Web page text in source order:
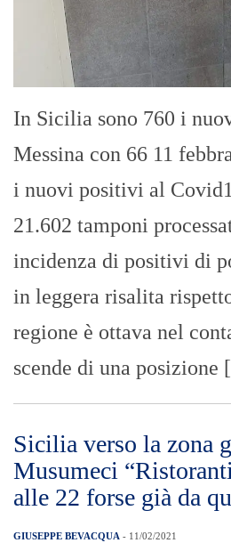
In Sicilia sono 760 i
Messina con 66 11
i nuovi positivi al
21.602 tamponi
incidenza di positivi di
in leggera risalita
regione è ottava nel
scende di una
Sicilia verso la zona
Musumeci
alle 22 forse già da
GIUSEPPE BEVACQUA - 11/02/2021